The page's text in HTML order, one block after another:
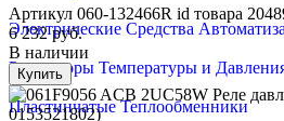
Электрические Средства
Регуляторы Температуры и
Пластинчатые Теплообменники
Артикул 060-132466R id товара
6 232руб.
В наличии
Купить